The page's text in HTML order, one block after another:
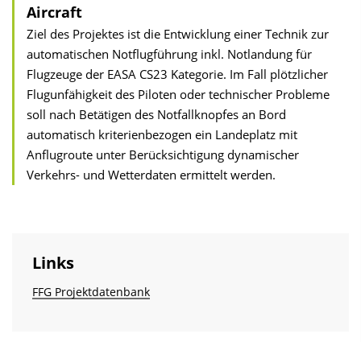
Aircraft
Ziel des Projektes ist die Entwicklung einer Technik zur
automatischen Notflugführung inkl. Notlandung für
Flugzeuge der EASA CS23 Kategorie. Im Fall plötzlicher
Flugunfähigkeit des Piloten oder technischer Probleme
soll nach Betätigen des Notfallknopfes an Bord
automatisch kriterienbezogen ein Landeplatz mit
Anflugroute unter Berücksichtigung dynamischer
Verkehrs- und Wetterdaten ermittelt werden.
Links
FFG Projektdatenbank